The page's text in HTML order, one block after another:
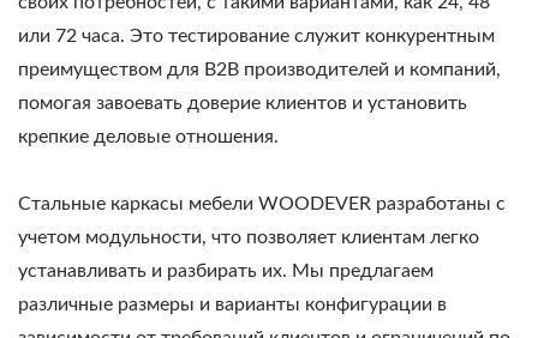
или 72 часа. Это тестирование служит конкурентным
преимуществом для B2B производителей и компаний,
помогая завоевать доверие клиентов и установить
крепкие деловые отношения.
Стальные каркасы мебели WOODEVER разработаны с
учетом модульности, что позволяет клиентам легко
устанавливать и разбирать их. Мы предлагаем
различные размеры и варианты конфигурации в